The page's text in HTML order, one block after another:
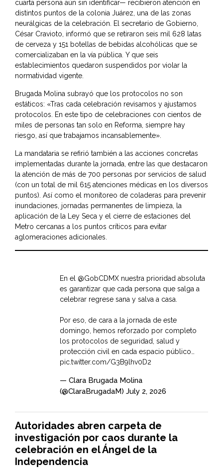
cuarta persona aún sin identificar— recibieron atención en
distintos puntos de la colonia Juárez, una de las zonas
neurálgicas de la celebración. El secretario de Gobierno,
César Cravioto, informó que se retiraron seis mil 628 latas
de cerveza y 151 botellas de bebidas alcohólicas que se
comercializaban en la vía pública. Y que seis
establecimientos quedaron suspendidos por violar la
normatividad vigente.
Brugada Molina subrayó que los protocolos no son
estáticos: «Tras cada celebración revisamos y ajustamos
protocolos. En este tipo de celebraciones con cientos de
miles de personas tan solo en Reforma, siempre hay
riesgo, así que trabajamos incansablemente».
La mandataria se refirió también a las acciones concretas
implementadas durante la jornada, entre las que destacaron
la atención de más de 700 personas por servicios de salud
(con un total de mil 615 atenciones médicas en los diversos
puntos). Así como el monitoreo de coladeras para prevenir
inundaciones, jornadas permanentes de limpieza, la
aplicación de la Ley Seca y el cierre de estaciones del
Metro cercanas a los puntos críticos para evitar
aglomeraciones adicionales.
En el @GobCDMX nuestra prioridad absoluta
es garantizar que cada persona que salga a
celebrar regrese sana y salva a casa.
Por eso, de cara a la jornada de este
domingo, hemos reforzado por completo
los protocolos de seguridad, salud y
protección civil en cada espacio público…
pic.twitter.com/G3B9lhv0D2
— Clara Brugada Molina
(@ClaraBrugadaM) July 2, 2026
Autoridades abren carpeta de
investigación por caos durante la
celebración en el Ángel de la
Independencia